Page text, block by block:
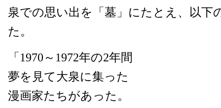
泉での思い出を「墓」にたとえ、以下
た。
「1970～1972年の2年間
夢を見て大泉に集った
漫画家たちがあった。